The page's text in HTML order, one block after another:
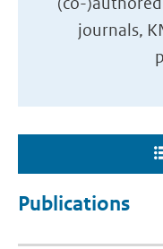
journals,
Publications